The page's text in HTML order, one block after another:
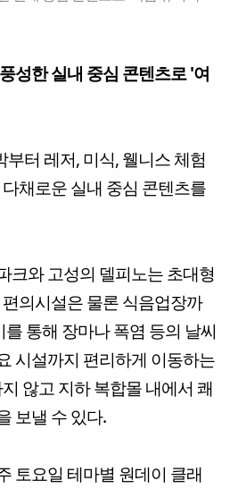
성한 실내 중심 콘텐츠로 '여
터 레저, 미식, 웰니스 체험
채로운 실내 중심 콘텐츠를
크와 고성의 델피노는 초대형
의시설은 물론 식음업장까
통해 장마나 폭염 등의 날씨
시설까지 편리하게 이동하는
않고 지하 복합몰 내에서 쾌
보낼 수 있다.
토요일 테마별 원데이 클래